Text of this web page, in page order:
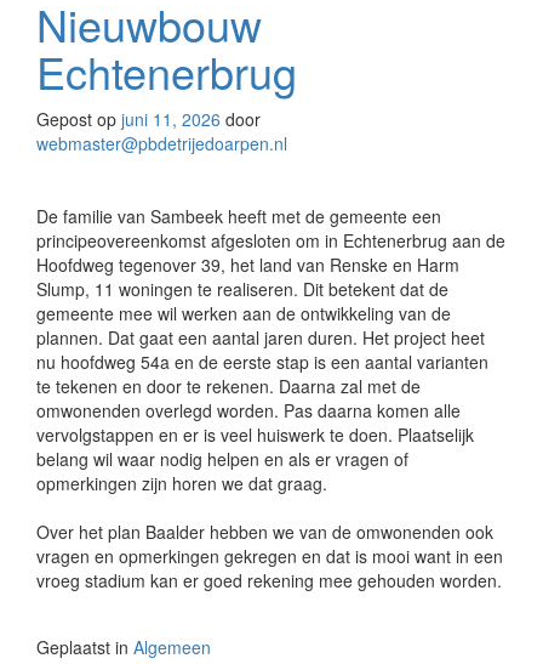
Nieuwbouw
Echtenerbrug
Gepost op juni 11, 2026 door
webmaster@pbdetrijedoarpen.nl
De familie van Sambeek heeft met de gemeente een
principeovereenkomst afgesloten om in Echtenerbrug aan de
Hoofdweg tegenover 39, het land van Renske en Harm
Slump, 11 woningen te realiseren. Dit betekent dat de
gemeente mee wil werken aan de ontwikkeling van de
plannen. Dat gaat een aantal jaren duren. Het project heet
nu hoofdweg 54a en de eerste stap is een aantal varianten
te tekenen en door te rekenen. Daarna zal met de
omwonenden overlegd worden. Pas daarna komen alle
vervolgstappen en er is veel huiswerk te doen. Plaatselijk
belang wil waar nodig helpen en als er vragen of
opmerkingen zijn horen we dat graag.
Over het plan Baalder hebben we van de omwonenden ook
vragen en opmerkingen gekregen en dat is mooi want in een
vroeg stadium kan er goed rekening mee gehouden worden.
Geplaatst in Algemeen